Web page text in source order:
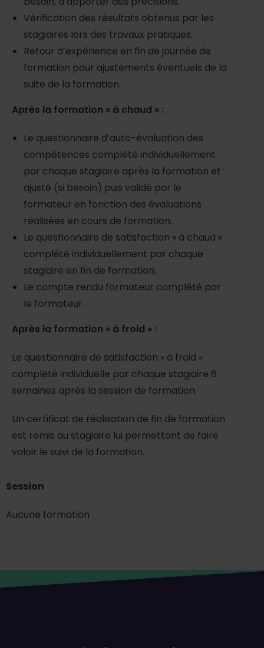
Vérification des résultats obtenus par les
stagiaires lors des travaux pratiques.
Retour d’expérience en fin de journée de
formation pour ajustements éventuels de la
suite de la formation.
Après la formation « à chaud » :
Le questionnaire d’auto-évaluation des
compétences complété individuellement
par chaque stagiaire après la formation et
ajusté (si besoin) puis validé par le
formateur en fonction des évaluations
réalisées en cours de formation.
Le questionnaire de satisfaction « à chaud »
complété individuellement par chaque
stagiaire en fin de formation.
Le compte rendu formateur complété par
le formateur.
Après la formation « à froid » :
Le questionnaire de satisfaction « à froid »
complété individuelle par chaque stagiaire 6
semaines après la session de formation.
Un certificat de réalisation de fin de formation
est remis au stagiaire lui permettant de faire
valoir le suivi de la formation.
Session
Aucune formation